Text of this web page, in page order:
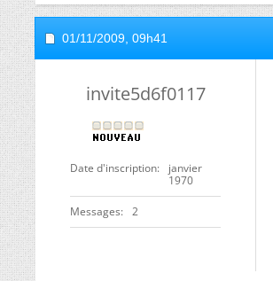
01/11/2009, 09h41
invite5d6f0117
Date d'inscription
janvier
1970
Messages 2